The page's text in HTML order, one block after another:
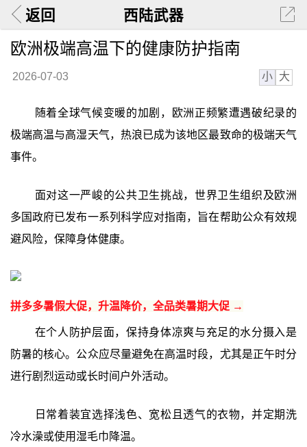
返回 西陆武器
欧洲极端高温下的健康防护指南
2026-07-03 小 大
随着全球气候变暖的加剧，欧洲正频繁遭遇破纪录的
极端高温与高湿天气，热浪已成为该地区最致命的极端天气
事件。
面对这一严峻的公共卫生挑战，世界卫生组织及欧洲
多国政府已发布一系列科学应对指南，旨在帮助公众有效规
避风险，保障身体健康。
拼多多暑假大促，升温降价，全品类暑期大促 →
在个人防护层面，保持身体凉爽与充足的水分摄入是
防暑的核心。公众应尽量避免在高温时段，尤其是正午时分
进行剧烈运动或长时间户外活动。
日常着装宜选择浅色、宽松且透气的衣物，并定期洗
冷水澡或使用湿毛巾降温。